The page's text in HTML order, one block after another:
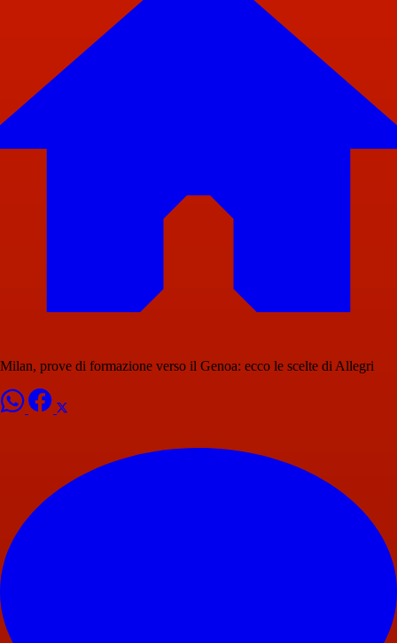
Milan, prove di formazione verso il Genoa: ecco le scelte di Allegri